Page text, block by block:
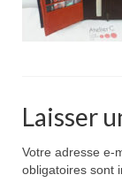
Laisser
Votre adresse e-
obligatoires sont